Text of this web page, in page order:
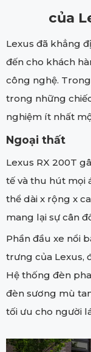
của
Lexus đã khẳng
đến cho khách
công nghệ.
trong những
nghiệm ít nhất
Ngoại thất
Lexus RX 200T
tế và thu hút mọi
thể dài x rộng x
mang lại sự cân
Phần đầu xe nổi
trưng của Lexus,
Hệ thống đèn
đèn sương mù
tối ưu cho người